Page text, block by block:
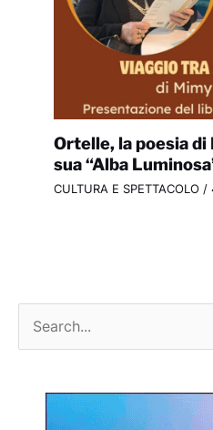
Ortelle, la poesia di
sua “Alba
CULTURA E SPETTACOLO /